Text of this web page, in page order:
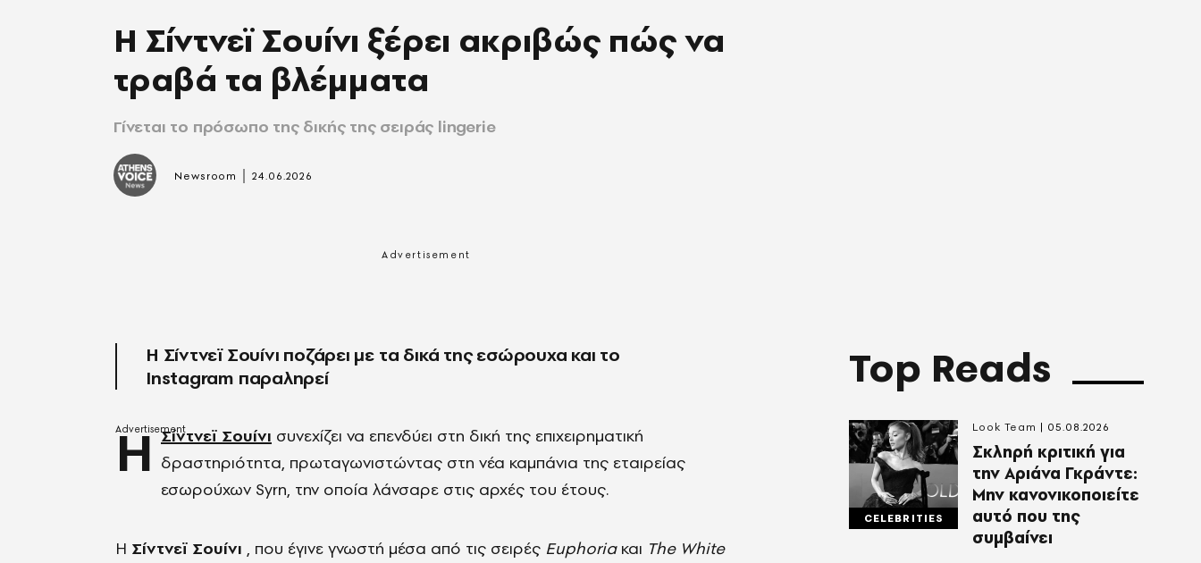
Η Σίντνεϊ Σουίνι ξέρει ακριβώς πώς να
τραβά τα βλέμματα
Γίνεται το πρόσωπο της δικής της σειράς lingerie
Newsroom |24.06.2026
Η Σίντνεϊ Σουίνι ποζάρει με τα δικά της εσώρουχα και το
Instagram παραληρεί
Η Σίντνεϊ Σουίνι συνεχίζει να επενδύει στη δική της επιχειρηματική
δραστηριότητα, πρωταγωνιστώντας στη νέα καμπάνια της εταιρείας
εσωρούχων Syrn, την οποία λάνσαρε στις αρχές του έτους.
Η Σίντνεϊ Σουίνι , που έγινε γνωστή μέσα από τις σειρές Euphoriaκαι The White
Top Reads
CELEBRITIES
Σκληρή κριτική για
την Αριάνα Γκράντε:
Μην κανονικοποιείτε
αυτό που της
συμβαίνει
Look Team 05.08.2026